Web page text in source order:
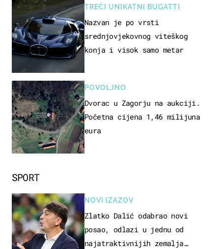
SPORT
NOVI IZAZOV
Zlatko Dalić odabrao novi
posao, odlazi u jednu od
najatraktivnijih zemalja
TREĆI UNIKATNI BUGATTI
Nazvan je po vrsti
srednjovjekovnog viteškog
konja i visok samo metar
POVOLJNO
Dvorac u Zagorju na aukciji.
Početna cijena 1,46 milijuna
eura